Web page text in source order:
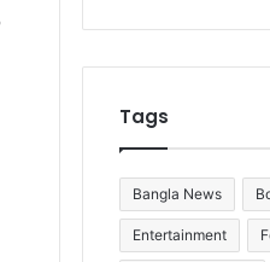
Tags
Bangla News
Entertainment